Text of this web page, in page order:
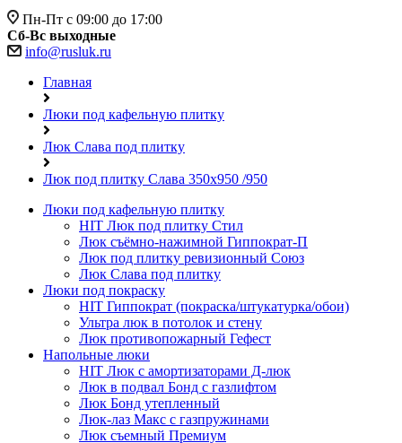
Пн-Пт с 09:00 до 17:00
Сб-Вс выходные
info@rusluk.ru
Главная
Люки под кафельную плитку
Люк Слава под плитку
Люк под плитку Слава 350х950 /950
Люки под кафельную плитку
HIT Люк под плитку Стил
Люк съёмно-нажимной Гиппократ-П
Люк под плитку ревизионный Союз
Люк Слава под плитку
Люки под покраску
HIT Гиппократ (покраска/штукатурка/обои)
Ультра люк в потолок и стену
Люк противопожарный Гефест
Напольные люки
HIT Люк с амортизаторами Д-люк
Люк в подвал Бонд c газлифтом
Люк Бонд утепленный
Люк-лаз Макс с газпружинами
Люк съемный Премиум